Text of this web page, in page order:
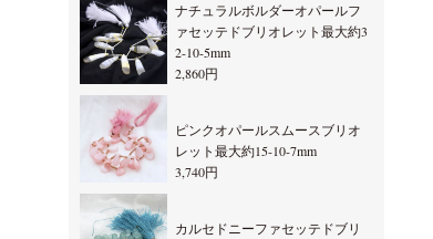
ナチュラルボルダーオパールフ
ァセッテドブリオレット最大約3
2-10-5mm
2,860円
ピンクオパールスムースブリオ
レット最大約15-10-7mm
3,740円
カルセドニーファセッテドブリ